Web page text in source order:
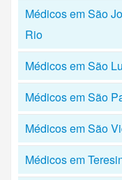
Médicos em São
Rio
Médicos em São
Médicos em São
Médicos em São
Médicos em